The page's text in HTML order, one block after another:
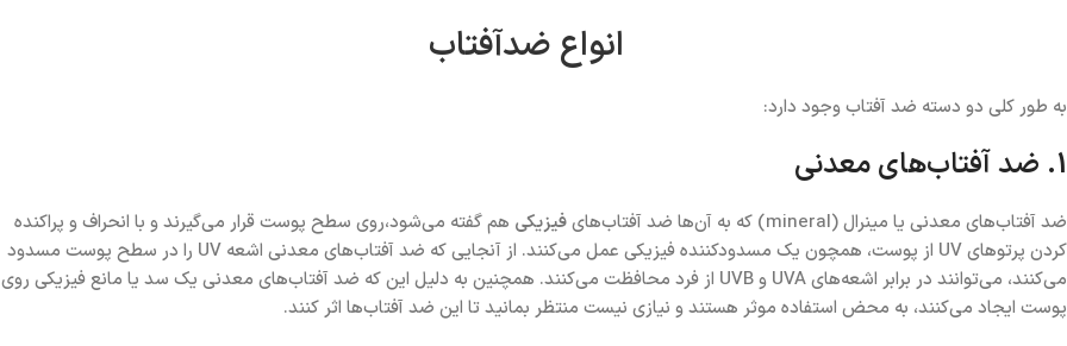
انواع ضدآفتاب
به طور کلی دو دسته ضد آفتاب وجود دارد:
1. ضد آفتاب‌های معدنی
ضد آفتاب‌های معدنی یا مینرال (mineral) که به آن‌ها ضد آفتاب‌های فیزیکی هم گفته می‌شود،روی سطح پوست قرار می‌گیرند و با انحراف و پراکنده
کردن پرتوهای UV از پوست، همچون یک مسدودکننده فیزیکی عمل می‌کنند. از آنجایی که ضد آفتاب‌های معدنی اشعه UV را در سطح پوست مسدود
می‌کنند، می‌توانند در برابر اشعه‌های UVA و UVB از فرد محافظت می‌کنند. همچنین به دلیل این که ضد آفتاب‌های معدنی یک سد یا مانع فیزیکی روی
پوست ایجاد می‌کنند، به محض استفاده موثر هستند و نیازی نیست منتظر بمانید تا این ضد آفتاب‌ها اثر کنند.